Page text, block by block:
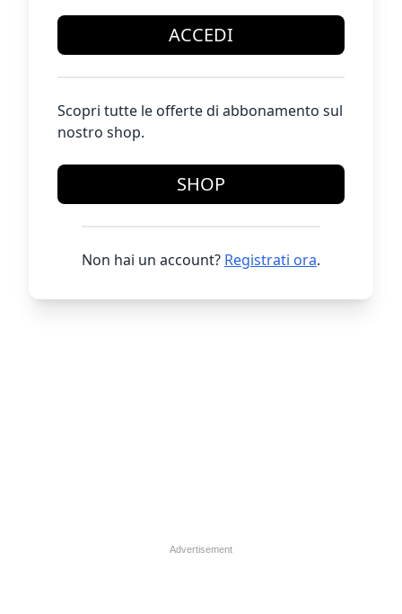
ACCEDI
Scopri tutte le offerte di abbonamento sul
nostro shop.
SHOP
Non hai un account? Registrati ora.